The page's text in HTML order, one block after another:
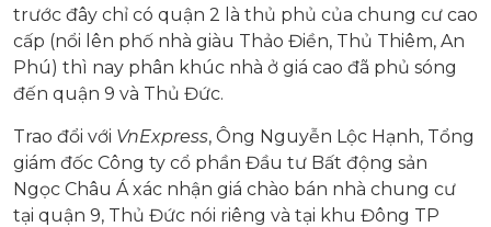
trước đây chỉ có quận 2 là thủ phủ của chung cư cao
cấp (nổi lên phố nhà giàu Thảo Điền, Thủ Thiêm, An
Phú) thì nay phân khúc nhà ở giá cao đã phủ sóng
đến quận 9 và Thủ Đức.
Trao đổi với VnExpress, Ông Nguyễn Lộc Hạnh, Tổng
giám đốc Công ty cổ phần Đầu tư Bất động sản
Ngọc Châu Á xác nhận giá chào bán nhà chung cư
tại quận 9, Thủ Đức nói riêng và tại khu Đông TP